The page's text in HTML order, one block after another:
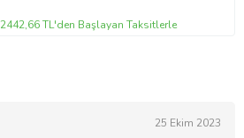
2442,66 TL'den Başlayan Taksitlerle
25 Ekim 2023